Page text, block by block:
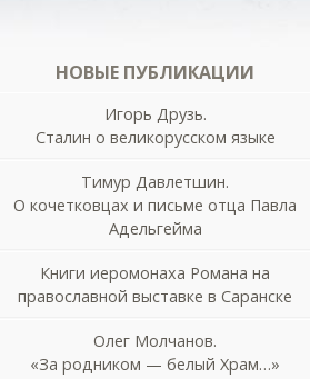
НОВЫЕ ПУБЛИКАЦИИ
Игорь Друзь.
Сталин о великорусском языке
Тимур Давлетшин.
О кочетковцах и письме отца Павла
Адельгейма
Книги иеромонаха Романа на
православной выставке в Саранске
Олег Молчанов.
«За родником — белый Храм…»